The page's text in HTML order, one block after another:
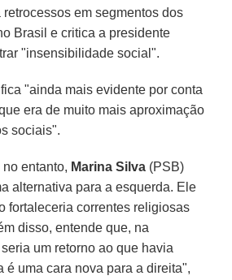
retrocessos em segmentos dos
Brasil e critica a presidente
"insensibilidade social".
"ainda mais evidente por conta
era de muito mais aproximação
sociais".
no entanto, Marina Silva (PSB)
alternativa para a esquerda. Ele
fortaleceria correntes religiosas
disso, entende que, na
seria um retorno ao que havia
é uma cara nova para a direita",